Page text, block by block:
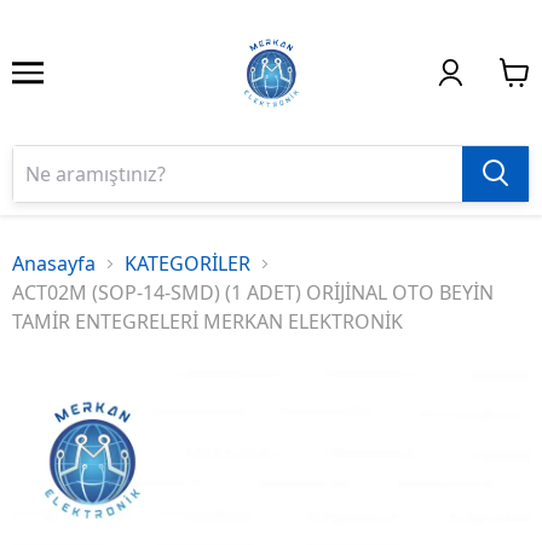
Anasayfa
KATEGORİLER
ACT02M (SOP-14-SMD) (1 ADET) ORİJİNAL OTO BEYİN
TAMİR ENTEGRELERİ MERKAN ELEKTRONİK